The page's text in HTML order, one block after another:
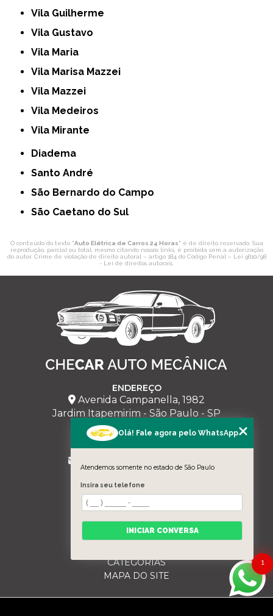
Vila Guilherme
Vila Gustavo
Vila Maria
Vila Marisa Mazzei
Vila Mazzei
Vila Medeiros
Vila Mirante
Diadema
Santo André
São Bernardo do Campo
São Caetano do Sul
O conteúdo do texto "Auto Elétrica de Carros 24 Horas" é de direito reservado. Sua
reprodução, parcial ou total, mesmo citando nossos links, é proibida sem a autorização
do autor. Crime de violação de direito autoral – artigo 184 do Código Penal – Lei 9610/98
- Lei de direitos autorais
ENDEREÇO
Avenida Campanella, 1982
Jardim Itapemirim - São Paulo - SP
CHECAR
(11) 95228-5543
MENU
HOME
SOBRE NÓS
SERVIÇOS
BLOG
CATEGORIAS
MAPA DO SITE
1
Olá! Fale agora pelo WhatsApp
Atendemos somente no estado de São Paulo
Insira seu telefone
INICIAR CONVERSA